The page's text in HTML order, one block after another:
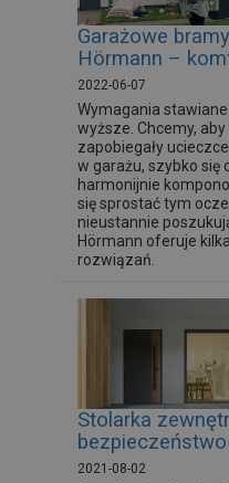
Garażowe
Hörmann –
2022-06-07
Wymagania
wyższe. Chcemy, aby
zapobiegały
w garażu, szybko się
harmonijnie
się sprostać tym
nieustannie
Hörmann oferuje
rozwiązań.
Stolarka
2021-08-02